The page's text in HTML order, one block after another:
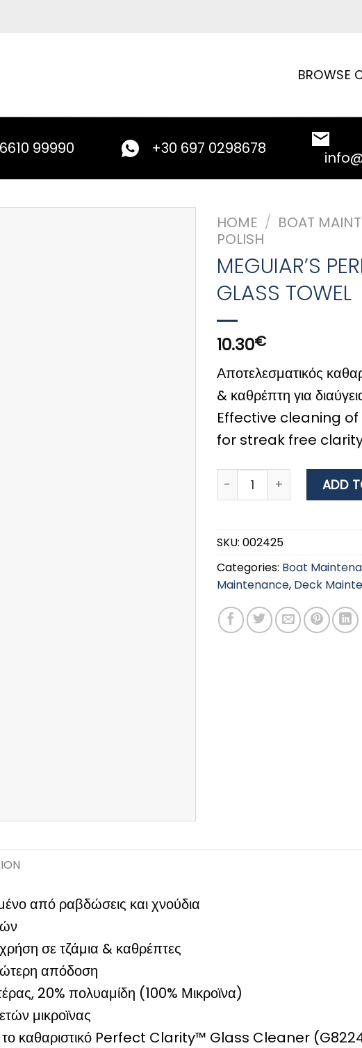
BROWSE
99990 +30 697 0298678
HOME / BOAT
POLISH
MEGUIAR’S
GLASS TOWEL
10.30€
Αποτελεσματικός
& καθρέπτη για
Effective cleaning
for streak free
MEGUIAR'S PERFECTADD
SKU: 002425
Categories: Boat
Maintenance, Deck
από ραβδώσεις και χνούδια
σε τζάμια & καθρέπτες
απόδοση
20% πολυαμίδη (100% Μικροϊνα)
μικροϊνας
το καθαριστικό Perfect Clarity™ Glass Cleaner